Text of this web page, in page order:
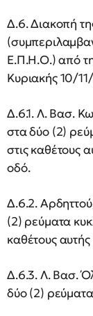
Δ.6. Διακοπή
Ε.Π.Η.Ο.) από
Κυριακής 10/
Δ.6.1. Λ. Βασ.
στα δύο (2)
στις καθέτους
οδό.
Δ.6.2.
(2) ρεύματα
καθέτους
Δ.6.3. Λ. Βασ.
δύο (2)